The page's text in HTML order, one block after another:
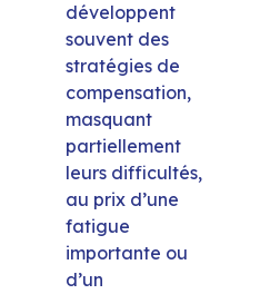
développent
souvent des
stratégies de
compensation,
masquant
partiellement
leurs difficultés,
au prix d’une
fatigue
importante ou
d’un